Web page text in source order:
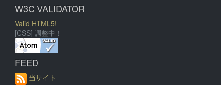
W3C VALIDATOR
Valid HTML5!
[CSS] 調整中！
FEED
当サイト